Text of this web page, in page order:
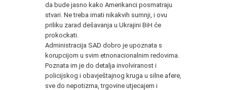
da bude jasno kako Amerikanci posmatraju
stvari. Ne treba imati nikakvih sumnji, i ovu
priliku zarad dešavanja u Ukrajini BiH će
prokockati.
Administracija SAD dobro je upoznata s
korupcijom u svim etnonacionalnim redovima.
Poznata im je do detalja involviranost i
policijskog i obavještajnog kruga u silne afere,
sve do nepotizma, trgovine utjecajem i